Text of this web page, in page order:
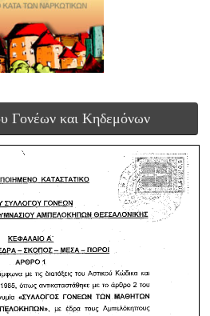
Γονέων και Κηδεμόνων